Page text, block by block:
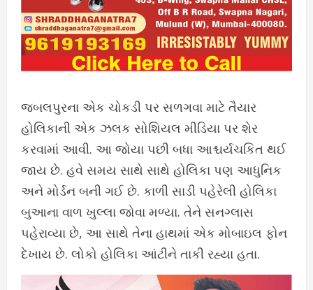
જબલપુરના એક ચોકડી પર સળગવા માટે તૈયાર
હોલિકાની એક ઝલક સોશિયલ મીડિયા પર શેર
કરવામાં આવી. આ જોયા પછી બધા આશ્ચર્યચકિત થઈ
જાય છે. હવે સમય સાથે સાથે હોલિકા પણ આધુનિક
અને મોર્ડન બની ગઈ છે. કાળી સાડી પહેરેલી હોલિકા
બુઆના વાળ ખુલ્લા જોવા મળ્યા. તેને સનગ્લાસ
પહેરાવ્યા છે, આ સાથે તેના હાથમાં એક મોબાઇલ ફોન
દેખાય છે. લોકો હોલિકા આંટીને તાકી રહ્યા હતા.